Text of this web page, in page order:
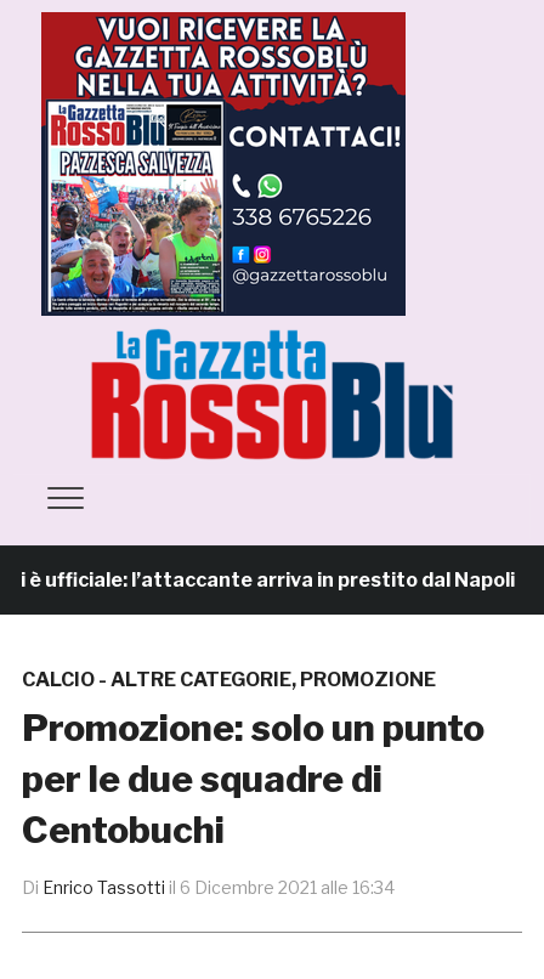
ufficiale: l’attaccante arriva in prestito dal Napoli
CALCIO - ALTRE CATEGORIE, PROMOZIONE
Promozione: solo un punto
per le due squadre di
Centobuchi
Di Enrico Tassotti il 6 Dicembre 2021 alle 16:34